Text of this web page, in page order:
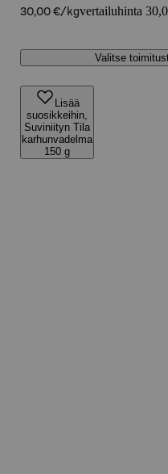
30,00 €/kgvertailuhinta
Valitse
Lisää
suosikkeihin,
Suviniityn Tila
karhunvadelma
150 g